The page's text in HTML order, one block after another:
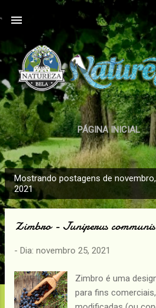
Pular para o
PÁGINA INICIAL
POLÍTICA DE
TERMOS DE
P
o
Mostrando postagens de novembro,
2021
Zimbro - Juniperus
- Dia: novembro 25, 2021
Zimbro é uma
para fins